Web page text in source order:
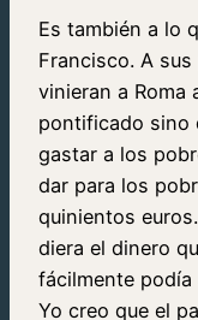
Es también a lo
Francisco. A
vinieran a Roma
pontificado sino
gastar a los
dar para los
quinientos
diera el dinero
fácilmente
Yo creo que el